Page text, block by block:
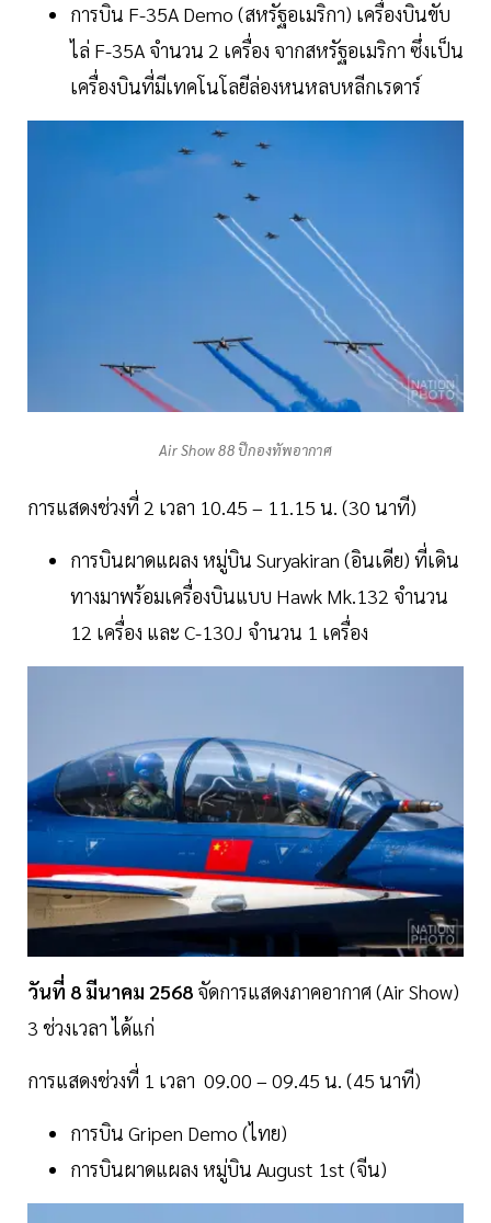
การบิน F-35A Demo (สหรัฐอเมริกา) เครื่องบินขับ
ไล่ F-35A จำนวน 2 เครื่อง จากสหรัฐอเมริกา ซึ่งเป็น
เครื่องบินที่มีเทคโนโลยีล่องหนหลบหลีกเรดาร์
Air Show 88 ปีกองทัพอากาศ
การแสดงช่วงที่ 2 เวลา 10.45 – 11.15 น. (30 นาที)
การบินผาดแผลง หมู่บิน Suryakiran (อินเดีย) ที่เดิน
ทางมาพร้อมเครื่องบินแบบ Hawk Mk.132 จำนวน
12 เครื่อง และ C-130J จำนวน 1 เครื่อง
วันที่ 8 มีนาคม 2568 จัดการแสดงภาคอากาศ (Air Show)
3 ช่วงเวลา ได้แก่
การแสดงช่วงที่ 1 เวลา 09.00 – 09.45 น. (45 นาที)
การบิน Gripen Demo (ไทย)
การบินผาดแผลง หมู่บิน August 1st (จีน)